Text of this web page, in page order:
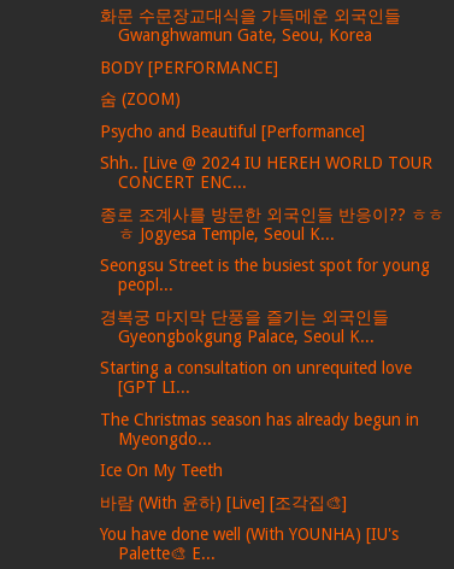
화문 수문장교대식을 가득메운 외국인들
Gwanghwamun Gate, Seou, Korea
BODY [PERFORMANCE]
숨 (ZOOM)
Psycho and Beautiful [Performance]
Shh.. [Live @ 2024 IU HEREH WORLD TOUR
CONCERT ENC...
종로 조계사를 방문한 외국인들 반응이?? ㅎㅎ
ㅎ Jogyesa Temple, Seoul K...
Seongsu Street is the busiest spot for young
peopl...
경복궁 마지막 단풍을 즐기는 외국인들
Gyeongbokgung Palace, Seoul K...
Starting a consultation on unrequited love
[GPT LI...
The Christmas season has already begun in
Myeongdo...
Ice On My Teeth
바람 (With 윤하) [Live] [조각집🎨]
You have done well (With YOUNHA) [IU's
Palette🎨 E...